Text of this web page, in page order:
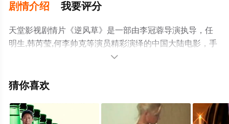
剧情介绍 我要评分
天堂影视剧情片《逆风草》是一部由李冠蓉导演执导，任
明生,韩芮莹,何李帅克等演员精彩演绎的中国大陆电影，手
机免费观看高清无删减完整版电影大全就上天堂电影网，
了解。

猜你喜欢